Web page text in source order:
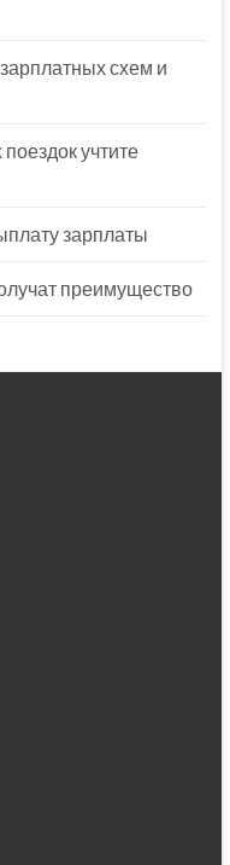
схем и
учтите
зарплаты
преимущество